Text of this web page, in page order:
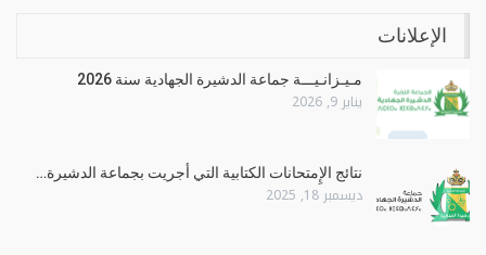
الإعلانات
مـيـزانـيـــة جماعة الدشيرة الجهادية سنة 2026
يناير 9, 2026
نتائج الإِمتحانات الكتابية التي أجريت بجماعة الدشيرة…
ديسمبر 18, 2025